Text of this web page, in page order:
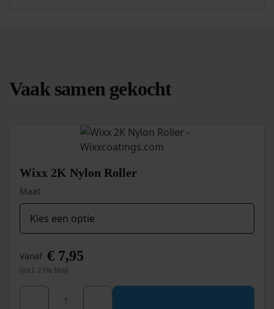
Vaak samen gekocht
Wixx 2K Nylon Roller
Maat
Vanaf € 7,95
(incl. 21% btw)
Wixx 2K Nylon Roller aantal
Dit